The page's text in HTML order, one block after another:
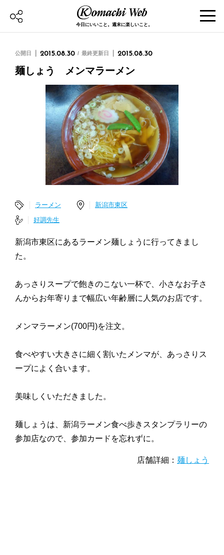
今日にいいこと。週末に楽しいこと。
公開日 2015.08.30 最終更新日 2015.08.30
麺しょう メンマラーメン
ラーメン
新潟市東区
好調先生
新潟市東区にあるラーメン麺しょうに行ってきまし
た。
あっさりスープで飽きのこない一杯で、小さなお子さ
んからお年寄りまで幅広い年齢層に人気のお店です。
メンマラーメン(700円)を注文。
食べやすい大きさに細く割いたメンマが、あっさりス
ープによく合います。
美味しくいただきました。
麺しょうは、新潟ラーメン食べ歩きスタンプラリーの
参加店なので、参加カードを忘れずに。
店舗詳細： 麺しょう